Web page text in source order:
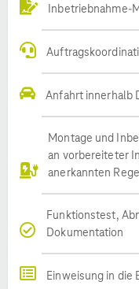
Inbetriebnahme-
Anfahrt innerhalb
Montage und
an vorbereiteter
anerkannten
Funktionstest,
Dokumentation
Einweisung in die